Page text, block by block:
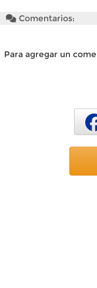
Comentarios:
Para agregar un